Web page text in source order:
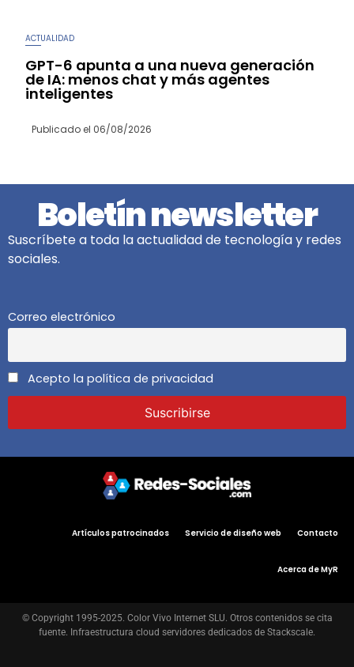
ACTUALIDAD
GPT-6 apunta a una nueva generación
de IA: menos chat y más agentes
inteligentes
Publicado el 06/08/2026
Boletín newsletter
Suscríbete a toda la actualidad de tecnología y redes
sociales.
Correo electrónico
Acepto la política de privacidad
Artículos patrocinados Servicio de diseño web Contacto
Acerca de MyR
© Copyright 1995-2025. Color Vivo Internet SLU. Otros contenidos se cita
fuente. Infraestructura cloud servidores dedicados de Stackscale.